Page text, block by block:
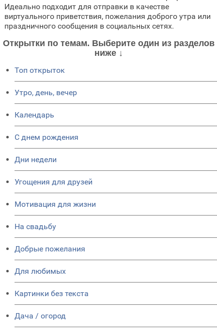
Идеально подходит для отправки в качестве
виртуального приветствия, пожелания доброго утра или
праздничного сообщения в социальных сетях.
Открытки по темам. Выберите один из разделов
ниже ↓
Топ открыток
Утро, день, вечер
Календарь
C днем рождения
Дни недели
Угощения для друзей
Мотивация для жизни
На свадьбу
Добрые пожелания
Для любимых
Картинки без текста
Дача / огород